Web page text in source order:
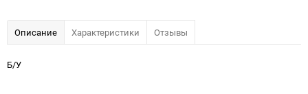
Описание Характеристики Отзывы
Б/У